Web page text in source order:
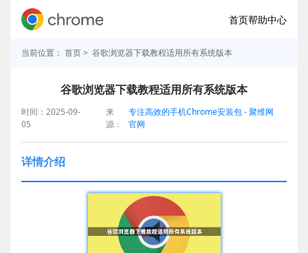
首页帮助中心
当前位置： 首页> 谷歌浏览器下载教程适用所有系统版本
谷歌浏览器下载教程适用所有系统版本
时间：2025-09-
05
来
源：
专注高效的手机Chrome安装包 - 聚维网
官网
详情介绍